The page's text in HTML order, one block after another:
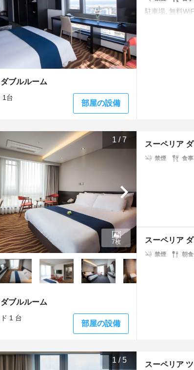
ブルルーム
1台
部屋の設備
1 /7
ブルルーム
1 台
部屋の設備
7枚
スーペリア
禁煙 食
スーペリア
禁煙 朝
1 /5
スーペリア